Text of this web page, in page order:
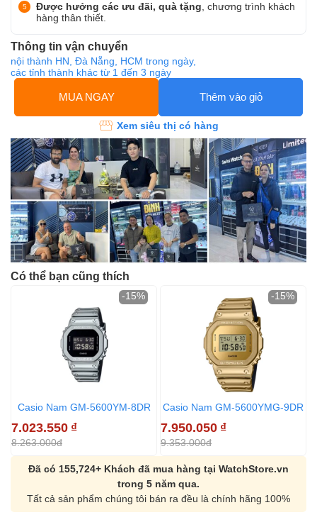
Được hưởng các ưu đãi, quà tặng , chương trình khách
hàng thân thiết.
Thông tin vận chuyển
nội thành HN, Đà Nẵng, HCM trong ngày,
các tỉnh thành khác từ 1 đến 3 ngày
MUA NGAY Thêm vào giỏ
Xem siêu thị có hàng
Có thể bạn cũng thích
Casio Nam GM-5600YM-8DR
7.023.550 ₫
8.263.000đ
-15%
Casio Nam GM-5600YMG-9DR
7.950.050 ₫
9.353.000đ
-15%
Đã có 155,724+ Khách đã mua hàng tại WatchStore.vn
trong 5 năm qua.
Tất cả sản phẩm chúng tôi bán ra đều là chính hãng 100%